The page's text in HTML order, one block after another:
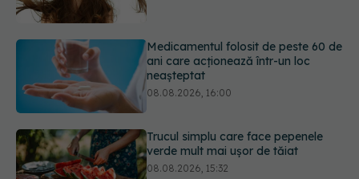
Trucul simplu care face pepenele
verde mult mai ușor de tăiat
08.08.2026, 15:32
Ce poți mânca și ce trebuie să eviți
dacă ai gastrită: exemplu de meniu
URMĂREȘTE-NE ȘI PE: